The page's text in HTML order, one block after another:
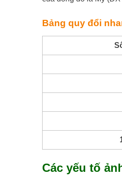
Bảng quy đổi
Các yếu tố